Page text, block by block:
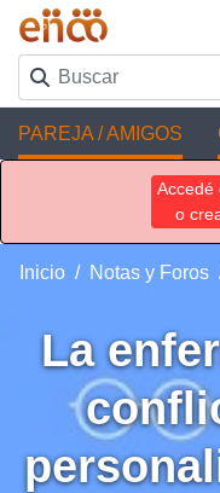
PAREJA / AMIGOS
Accedé
o
Inicio Notas y Foros
La